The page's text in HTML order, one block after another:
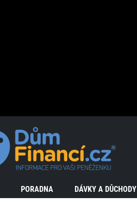
PORADNA DÁVKY A DŮCHODY